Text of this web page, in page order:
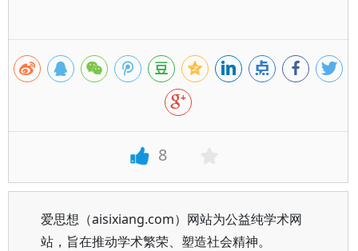
8
爱思想（aisixiang.com）网站为公益纯学术网
站，旨在推动学术繁荣、塑造社会精神。